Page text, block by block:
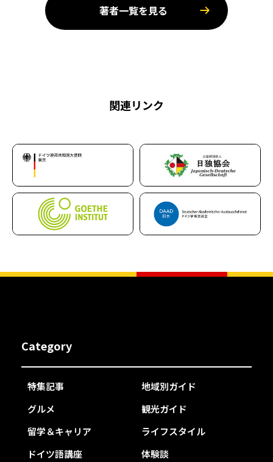
著者一覧を見る
関連リンク
Category
特集記事
地域別ガイド
グルメ
観光ガイド
留学＆キャリア
ライフスタイル
ドイツ語講座
体験談